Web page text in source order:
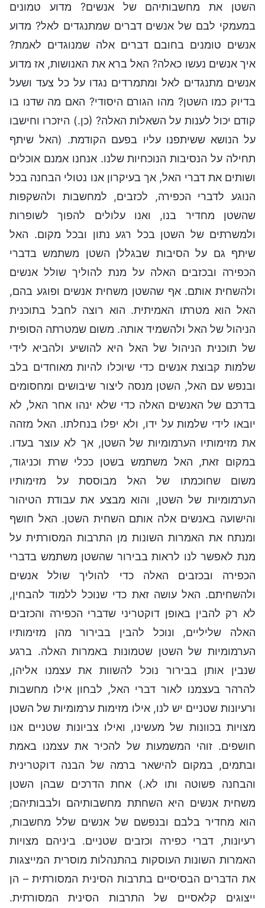
השטן את מחשבותיהם של אנשים? מדוע טמונים
במעמקי לבם של אנשים דברים שמתנגדים לאל? מדוע
אנשים טומנים בחובם דברים אלה שמנוגדים לאמת?
איך אנשים נעשו כאלה? האל ברא את האנושות, אז מדוע
אנשים מתנגדים לאל ומתמרדים נגדו על כל צעד ושעל
בדיוק כמו השטן? מהו הגורם היסודי? האם מה שדנו בו
קודם יכול לענות על השאלות האלה? (כן.) היזכרו וחישבו
על הנושא ששיתפנו עליו בפעם הקודמת. (האל שיתף
תחילה על הנסיבות הנוכחיות שלנו. אנחנו אמנם אוכלים
ושותים את דברי האל, אך בעיקרון אנו נטולי הבחנה בכל
הנוגע לדברי הכפירה, לכזבים, למחשבות ולהשקפות
שהשטן מחדיר בנו, ואנו עלולים להפוך לשופרות
ולמשרתים של השטן בכל רגע נתון ובכל מקום. האל
שיתף גם על הסיבות שבגללן השטן משתמש בדברי
הכפירה ובכזבים האלה על מנת להוליך שולל אנשים
ולהשחית אותם. אף שהשטן משחית אנשים ופוגע בהם,
האל הוא מטרתו האמיתית. הוא רוצה לחבל בתוכנית
הניהול של האל ולהשמיד אותה. משום שמטרתה הסופית
של תוכנית הניהול של האל היא להושיע ולהביא לידי
שלמות קבוצת אנשים כדי שיוכלו להיות מאוחדים בלב
ובנפש עם האל, השטן מנסה ליצור שיבושים ומחסומים
בדרכם של האנשים האלה כדי שלא ינהו אחר האל, לא
יובאו לידי שלמות על ידו, ולא יפלו בנחלתו. האל מזהה
את מזימותיו הערמומיות של השטן, אך לא עוצר בעדו.
במקום זאת, האל משתמש בשטן ככלי שרת וכניגוד,
משום שחוכמתו של האל מבוססת על מזימותיו
הערמומיות של השטן, והוא מבצע את עבודת הטיהור
והישועה באנשים אלה אותם השחית השטן. האל חושף
ומנתח את האמרות השונות מן התרבות המסורתית על
מנת לאפשר לנו לראות בבירור שהשטן משתמש בדברי
הכפירה ובכזבים האלה כדי להוליך שולל אנשים
ולהשחיתם. האל עושה זאת כדי שנוכל ללמוד להבחין,
לא רק להבין באופן דוקטריני שדברי הכפירה והכזבים
האלה שליליים, ונוכל להבין בבירור מהן מזימותיו
הערמומיות של השטן שטמונות באמרות האלה. ברגע
שנבין אותן בבירור נוכל להשוות את עצמנו אליהן,
להרהר בעצמנו לאור דברי האל, לבחון אילו מחשבות
ורעיונות שטניים יש לנו, אילו מזימות ערמומיות של השטן
מצויות בכוונות של מעשינו, ואילו צביונות שטניים אנו
חושפים. זוהי המשמעות של להכיר את עצמנו באמת
ובתמים, במקום להישאר ברמה של הבנה דוקטרינית
והבחנה פשוטה ותו לא.) אחת הדרכים שבהן השטן
משחית אנשים היא השחתת מחשבותיהם ולבבותיהם;
הוא מחדיר בלבם ובנפשם של אנשים שלל מחשבות,
רעיונות, דברי כפירה וכזבים שטניים. ביניהם מצויות
האמרות השונות העוסקות בהתנהלות מוסרית המייצגות
את הדברים הבסיסיים בתרבות הסינית המסורתית – הן
ייצוגים קלאסיים של התרבות הסינית המסורתית.